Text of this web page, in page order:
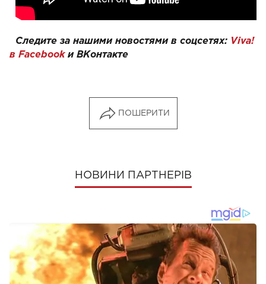
Следите за нашими новостями в соцсетях: Viva!
в Facebookи ВКонтакте
ПОШЕРИТИ
НОВИНИ ПАРТНЕРІВ